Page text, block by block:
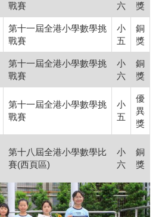
戰賽
六
獎
第十一屆全港小學數學挑
戰賽
小
五
銅
獎
第十一屆全港小學數學挑
戰賽
小
六
銅
獎
第十一屆全港小學數學挑
戰賽
小
五
優
異
獎
第十八屆全港小學數學比
賽(西頁區)
小
六
銅
獎